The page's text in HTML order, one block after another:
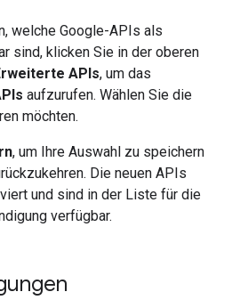
welche Google-APIs als
sind, klicken Sie in der oberen
APIs, um das
aufzurufen. Wählen Sie die
möchten.
, um Ihre Auswahl zu speichern
Die neuen APIs
und sind in der Liste für die
verfügbar.